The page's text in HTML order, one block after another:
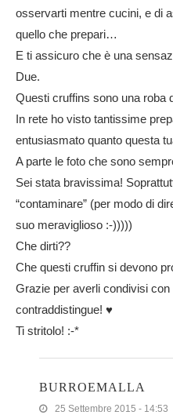
osservarti mentre cucini, e di
quello che prepari…
E ti assicuro che è una
Due.
Questi cruffins sono una roba
In rete ho visto tantissime
entusiasmato quanto questa
A parte le foto che sono
Sei stata bravissima!
“contaminare” (per modo di
suo meraviglioso :-)))))
Che dirti??
Che questi cruffin si devono
Grazie per averli condivisi con
contraddistingue! ♥
Ti stritolo! :-*
BURROEMALLA
25 Settembre 2015 - 14:53